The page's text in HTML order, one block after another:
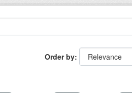
Order by